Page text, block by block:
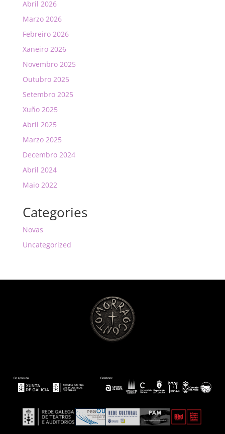
Abril 2026
Marzo 2026
Febreiro 2026
Xaneiro 2026
Novembro 2025
Outubro 2025
Setembro 2025
Xuño 2025
Abril 2025
Marzo 2025
Decembro 2024
Abril 2024
Maio 2022
Categories
Novas
Uncategorized